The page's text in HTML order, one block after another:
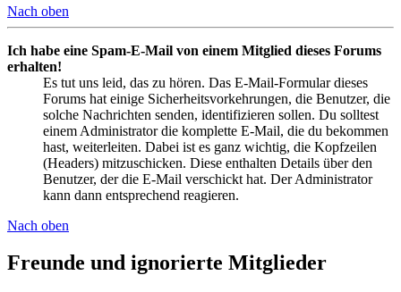
Nach oben
Ich habe eine Spam-E-Mail von einem Mitglied dieses Forums
erhalten!
Es tut uns leid, das zu hören. Das E-Mail-Formular dieses
Forums hat einige Sicherheitsvorkehrungen, die Benutzer, die
solche Nachrichten senden, identifizieren sollen. Du solltest
einem Administrator die komplette E-Mail, die du bekommen
hast, weiterleiten. Dabei ist es ganz wichtig, die Kopfzeilen
(Headers) mitzuschicken. Diese enthalten Details über den
Benutzer, der die E-Mail verschickt hat. Der Administrator
kann dann entsprechend reagieren.
Nach oben
Freunde und ignorierte Mitglieder